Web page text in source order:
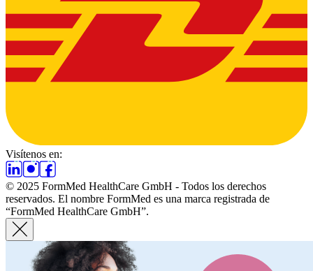
Visítenos en:
© 2025 FormMed HealthCare GmbH - Todos los derechos
reservados. El nombre FormMed es una marca registrada de
“FormMed HealthCare GmbH”.